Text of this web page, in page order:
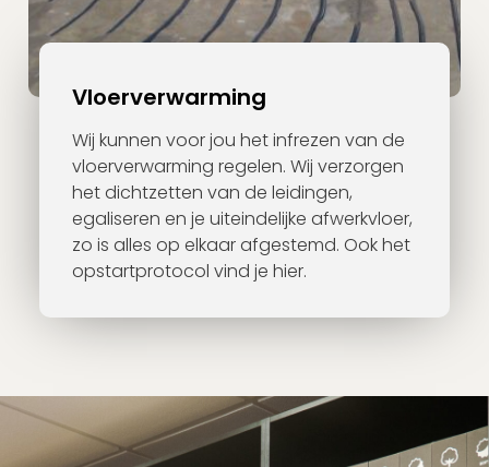
Vloerverwarming
Wij kunnen voor jou het infrezen van de
vloerverwarming regelen. Wij verzorgen
het dichtzetten van de leidingen,
egaliseren en je uiteindelijke afwerkvloer,
zo is alles op elkaar afgestemd. Ook het
opstartprotocol vind je hier.